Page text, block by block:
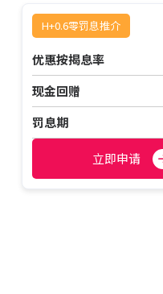
H+0.6零罚息推介
优惠按揭息率
现金回赠
罚息期
立即申请